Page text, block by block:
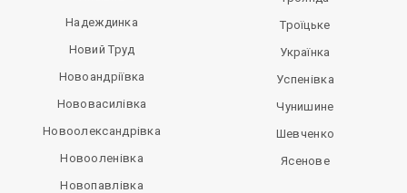
Надеждинка
Новий Труд
Новоандріївка
Нововасилівка
Новоолександрівка
Новооленівка
Новопавлівка
Троїцьке
Українка
Успенівка
Чунишине
Шевченко
Ясенове